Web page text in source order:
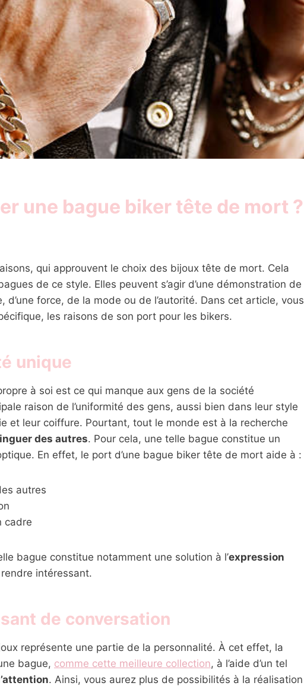
une bague biker tête de mort ?
qui approuvent le choix des bijoux tête de mort. Cela
de ce style. Elles peuvent s’agir d’une démonstration de
d’une force, de la mode ou de l’autorité. Dans cet article, vous
les raisons de son port pour les bikers.
unique
à soi est ce qui manque aux gens de la société
raison de l’uniformité des gens, aussi bien dans leur style
et leur coiffure. Pourtant, tout le monde est à la recherche
des autres. Pour cela, une telle bague constitue un
En effet, le port d’une bague biker tête de mort aide à :
autres
cadre
bague constitue notamment une solution à l’expression
intéressant.
de conversation
représente une partie de la personnalité. À cet effet, la
bague, comme cette meilleure collection, à l’aide d’un tel
. Ainsi, vous aurez plus de possibilités à la réalisation